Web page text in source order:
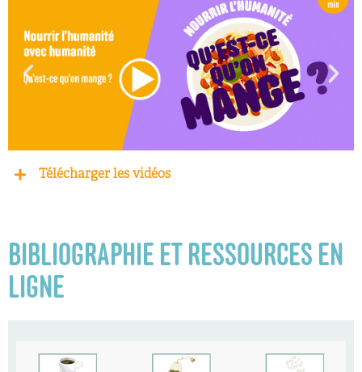
Télécharger les vidéos
BIBLIOGRAPHIE ET RESSOURCES EN
LIGNE